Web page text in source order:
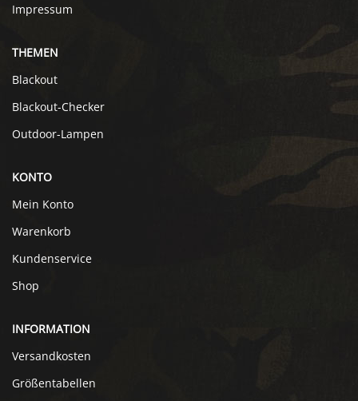
Impressum
THEMEN
Blackout
Blackout-Checker
Outdoor-Lampen
KONTO
Mein Konto
Warenkorb
Kundenservice
Shop
INFORMATION
Versandkosten
Größentabellen